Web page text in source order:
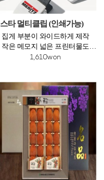
스타 멀티클립 (인쇄가능)
집게 부분이 와이드하게 제작
작은 메모지 넓은 프린터물도
안정감 있게 고정
1,610won